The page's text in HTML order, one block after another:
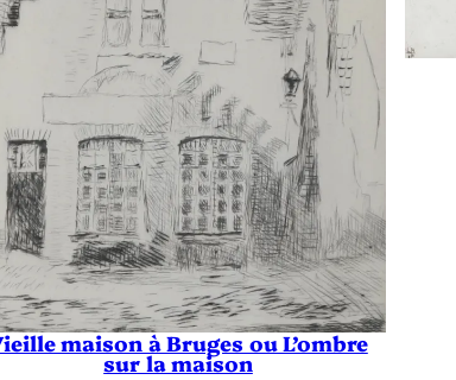
maison à Bruges ou L’ombre
sur la maison